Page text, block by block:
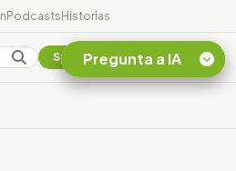
PodcastsHistorias
SuscribirsePregunta a IA